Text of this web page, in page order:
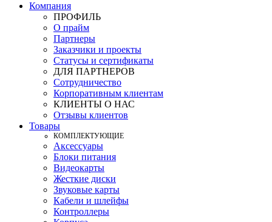
Компания
ПРОФИЛЬ
О прайм
Партнеры
Заказчики и проекты
Статусы и сертификаты
ДЛЯ ПАРТНЕРОВ
Сотрудничество
Корпоративным клиентам
КЛИЕНТЫ О НАС
Отзывы клиентов
Товары
КOМПЛЕКТУЮЩИЕ
Аксессуары
Блоки питания
Видеокарты
Жесткие диски
Звуковые карты
Кабели и шлейфы
Контроллеры